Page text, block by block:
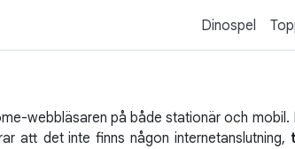
Dinospel
webbläsaren på både stationär och
att det inte finns någon internetanslutning,